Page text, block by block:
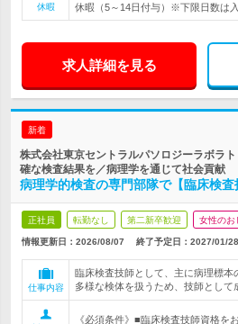
休暇
休暇（5～14日付与）※下限日数は
求人詳細を見る
新着
株式会社東京セントラルパソロジーラボラ
確な検査結果を／病理学を通じて社会貢献
病理学的検査の専門部隊で【臨床検査
正社員 転勤なし 第二新卒歓迎 女性のお
情報更新日：2026/08/07 終了予定日： 2027/01/28
仕事内容
臨床検査技師として、主に病理標
多様な検体を扱うため、技師として
《必須条件》■臨床検査技師資格を